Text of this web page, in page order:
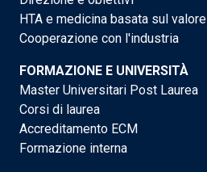
HTA e medicina basata sul valore
Cooperazione con l'industria
FORMAZIONE E UNIVERSITÀ
Master Universitari Post Laurea
Corsi di laurea
Accreditamento ECM
Formazione interna